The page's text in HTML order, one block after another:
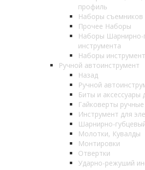
профиль
Наборы съемников
Прочее Наборы
Наборы Шарнирно-
инструмента
Наборы
Ручной автоинструмент
Назад
Ручной
Биты и аксессуары
Гайковерты ручные
Инструмент для
Шарнирно-
Молотки, Кувалды
Монтировки
Отвертки
Ударно-режуший